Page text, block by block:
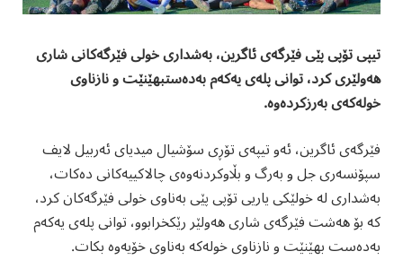
تیپی تۆپی پێی فێرگەی ئاگرین، بەشداری خولی فێرگەکانی شاری
هەولێری کرد، توانی پلەی یەکەم بەدەستبهێنێت و نازناوی
خولەکەی بەرزکردەوە.
فێرگەی ئاگرین، ئەو تیپەی تۆڕی سۆشیال میدیای ئەربیل لایف
سپۆنسەری جل و بەرگ و بڵاوکردنەوەی چالاکییەکانی دەکات،
بەشداری لە خولێکی یاریی تۆپی پێی بەناوی خولی فێرگەکان کرد،
کە بۆ هەشت فێرگەی شاری هەولێر رێکخرابوو، توانی پلەی یەکەم
بەدەست بهێنێت و نازناوی خولەکە بەناوی خۆیەوە بکات.